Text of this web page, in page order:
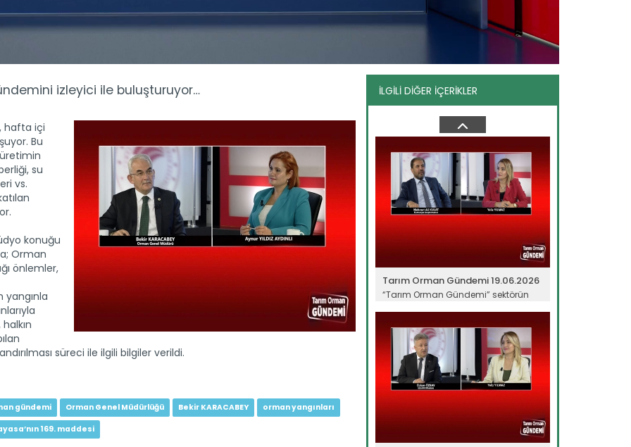
izleyici ile buluşturuyor…
hafta içi
Bu
su
vs.
konuğu
Orman
önlemler,
yangınla
süreci ile ilgili bilgiler verildi.
gündemi Orman Genel Müdürlüğü Bekir KARACABEY orman yangınları
169. maddesi
İLGİLİ DİĞER İÇERİKLER
Tarım Orman Gündemi 10.06.2026
“Tarım Orman Gündemi” sektörün
gündemini izleyici ile...
Tarım Orman Gündemi 19.06.2026
“Tarım Orman Gündemi” sektörün